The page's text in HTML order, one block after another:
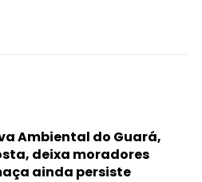
plans
Ambiental do Guará,
deixa moradores
ainda persiste